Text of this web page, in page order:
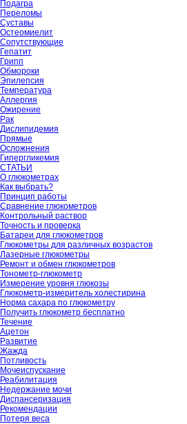
Подагра
Переломы
Суставы
Остеомиелит
Сопутствующие
Гепатит
Грипп
Обмороки
Эпилепсия
Температура
Аллергия
Ожирение
Рак
Дислипидемия
Прямые
Осложнения
Гипергликемия
СТАТЬИ
О глюкометрах
Как выбрать?
Принцип работы
Сравнение глюкометров
Контрольный раствор
Точность и проверка
Батареи для глюкометров
Глюкометры для различных возрастов
Лазерные глюкометры
Ремонт и обмен глюкометров
Тонометр-глюкометр
Измерение уровня глюкозы
Глюкометр-измеритель холестирина
Норма сахара по глюкометру
Получить глюкометр бесплатно
Течение
Ацетон
Развитие
Жажда
Потливость
Мочеиспускание
Реабилитация
Недержание мочи
Диспансеризация
Рекомендации
Потеря веса